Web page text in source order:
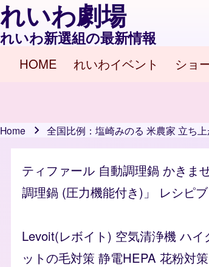
れいわ劇場
れいわ新選組の最新情報
Main navigation
HOME れいわイベント ショ
Breadcrumb
Home 全国比例：塩崎みのる 米農家 立ち上
ティファール 自動調理鍋 かきま
調理鍋 (圧力機能付き)」 レシピ
Levoit(レボイト) 空気清浄機 ハ
ットの毛対策 静電HEPA 花粉対